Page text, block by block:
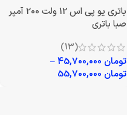
باتری یو پی اس 12 ولت 200 آمپر
صبا باتری
(13)
تومان
–
تومان